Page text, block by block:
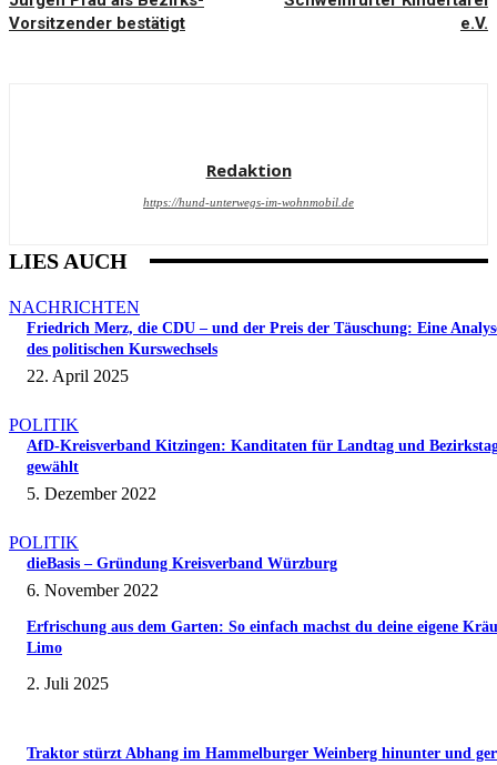
Vorsitzender bestätigt
e.V.
Redaktion
https://hund-unterwegs-im-wohnmobil.de
LIES AUCH
NACHRICHTEN
Friedrich Merz, die CDU – und der Preis der Täuschung: Eine
des politischen Kurswechsels
22. April 2025
POLITIK
AfD-Kreisverband Kitzingen: Kanditaten für Landtag und
gewählt
5. Dezember 2022
POLITIK
dieBasis – Gründung Kreisverband Würzburg
6. November 2022
Erfrischung aus dem Garten: So einfach machst du deine eigene
Limo
2. Juli 2025
Traktor stürzt Abhang im Hammelburger Weinberg hinunter und